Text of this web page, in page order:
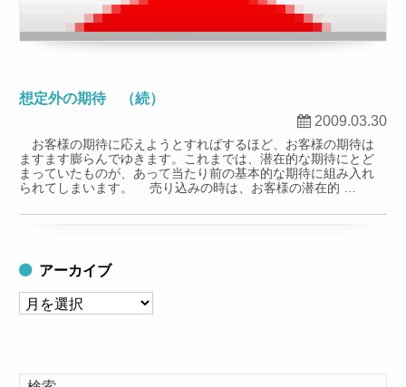
想定外の期待 （続）
2009.03.30
お客様の期待に応えようとすればするほど、お客様の期待は
ますます膨らんでゆきます。これまでは、潜在的な期待にとど
まっていたものが、あって当たり前の基本的な期待に組み入れ
られてしまいます。 売り込みの時は、お客様の潜在的 …
アーカイブ
ア
イ